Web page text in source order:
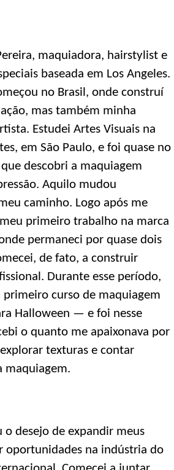
maquiadora, hairstylist e
baseada em Los Angeles.
no Brasil, onde construí
mas também minha
Estudei Artes Visuais na
em São Paulo, e foi quase no
descobri a maquiagem
Aquilo mudou
caminho. Logo após me
primeiro trabalho na marca
permaneci por quase dois
de fato, a construir
Durante esse período,
primeiro curso de maquiagem
Halloween — e foi nesse
o quanto me apaixonava por
texturas e contar
maquiagem.
o desejo de expandir meus
oportunidades na indústria do